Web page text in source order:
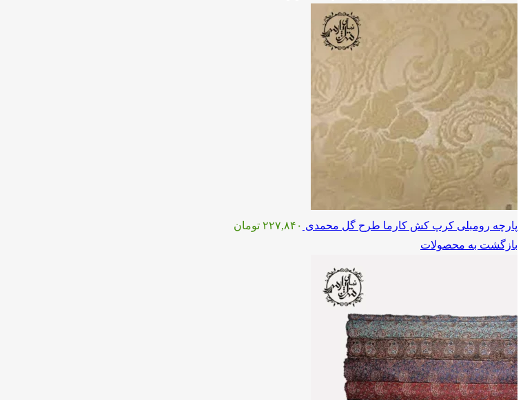
پارچه رومبلی کرپ کش کارما طرح گل محمدی ۲۲۷,۸۴۰ تومان
بازگشت به محصولات